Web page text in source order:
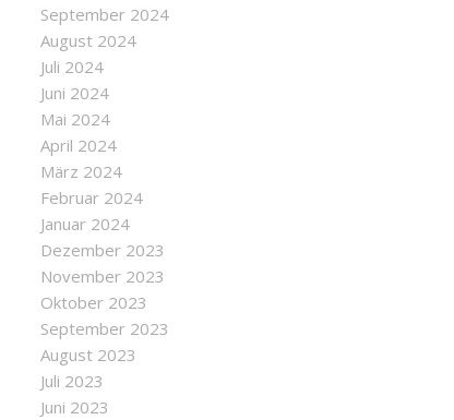
September 2024
August 2024
Juli 2024
Juni 2024
Mai 2024
April 2024
März 2024
Februar 2024
Januar 2024
Dezember 2023
November 2023
Oktober 2023
September 2023
August 2023
Juli 2023
Juni 2023